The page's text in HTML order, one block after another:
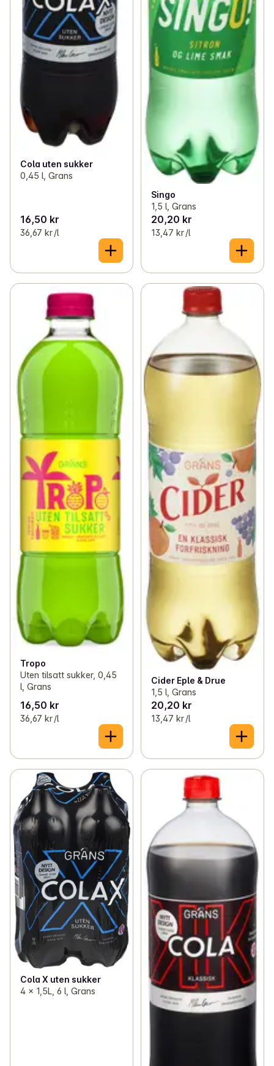
Cola uten sukker
0,45 l, Grans
16,50 kr
36,67 kr /l
Singo
1,5 l, Grans
20,20 kr
13,47 kr /l
Tropo
Uten tilsatt sukker, 0,45
l, Grans
16,50 kr
36,67 kr /l
Cider Eple & Drue
1,5 l, Grans
20,20 kr
13,47 kr /l
Cola X uten sukker
4 x 1,5L, 6 l, Grans